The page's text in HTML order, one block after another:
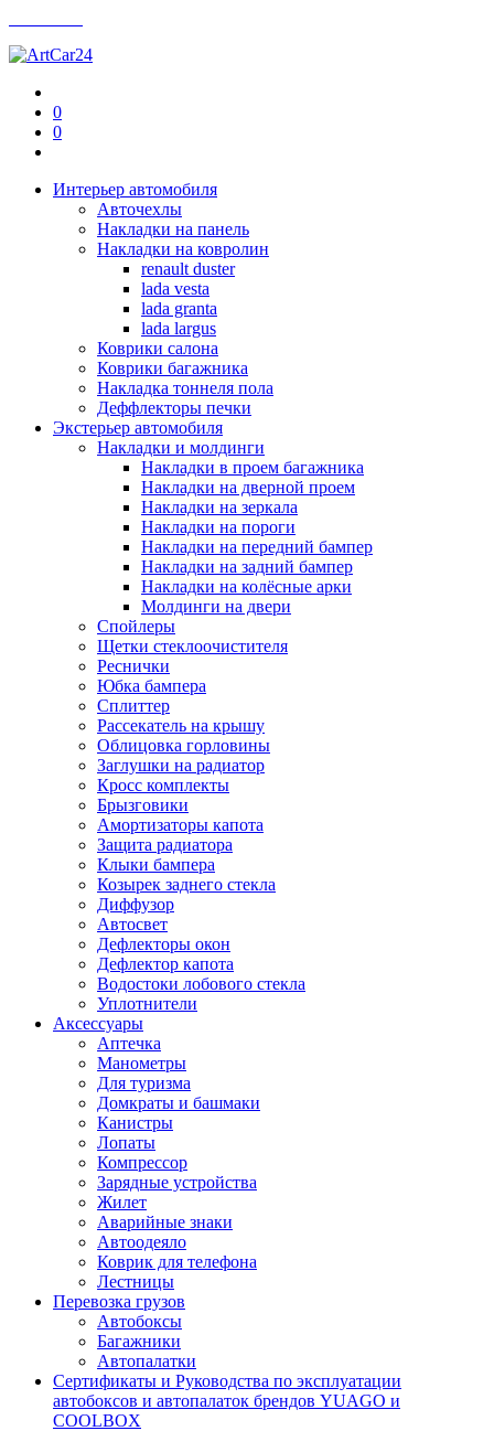
0
0
Интерьер автомобиля
Авточехлы
Накладки на панель
Накладки на ковролин
renault duster
lada vesta
lada granta
lada largus
Коврики салона
Коврики багажника
Накладка тоннеля пола
Деффлекторы печки
Экстерьер автомобиля
Накладки и молдинги
Накладки в проем багажника
Накладки на дверной проем
Накладки на зеркала
Накладки на пороги
Накладки на передний бампер
Накладки на задний бампер
Накладки на колёсные арки
Молдинги на двери
Спойлеры
Щетки стеклоочистителя
Реснички
Юбка бампера
Сплиттер
Рассекатель на крышу
Облицовка горловины
Заглушки на радиатор
Кросс комплекты
Брызговики
Амортизаторы капота
Защита радиатора
Клыки бампера
Козырек заднего стекла
Диффузор
Автосвет
Дефлекторы окон
Дефлектор капота
Водостоки лобового стекла
Уплотнители
Аксессуары
Аптечка
Манометры
Для туризма
Домкраты и башмаки
Канистры
Лопаты
Компрессор
Зарядные устройства
Жилет
Аварийные знаки
Автоодеяло
Коврик для телефона
Лестницы
Перевозка грузов
Автобоксы
Багажники
Автопалатки
Сертификаты и Руководства по эксплуатации
автобоксов и автопалаток брендов YUAGO и
COOLBOX